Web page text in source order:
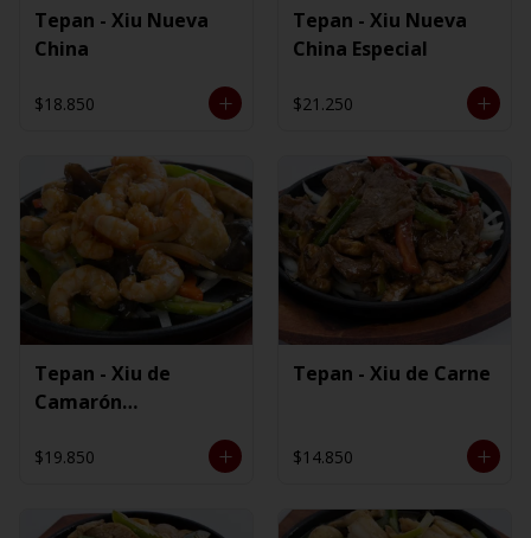
Tepan - Xiu Nueva
China
$18.850
Tepan - Xiu Nueva
China Especial
$21.250
Tepan - Xiu de
Camarón
$19.850
Tepan - Xiu de Carne
$14.850